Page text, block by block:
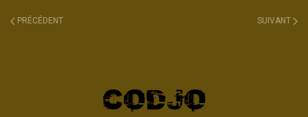
PRÉCÉDENT SUIVANT